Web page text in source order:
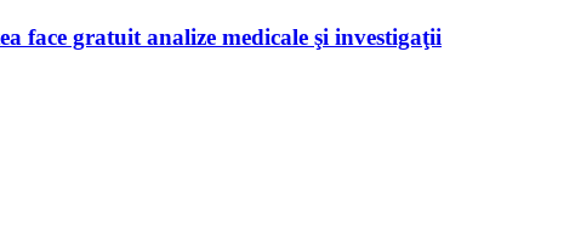
face gratuit analize medicale şi investigaţii